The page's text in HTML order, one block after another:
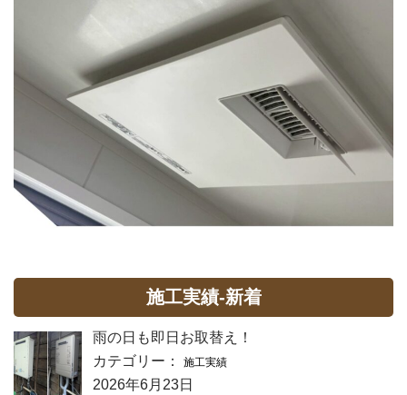
施工実績-新着
雨の日も即日お取替え！
カテゴリー：
施工実績
2026年6月23日